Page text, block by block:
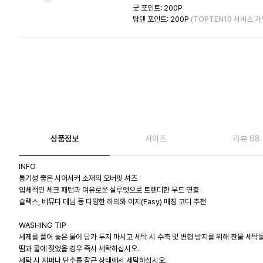
굿 포인트: 200P
탑텐 포인트: 200P (TOPTEN10 서비스 가
상품정보 사이즈 리뷰 68
INFO
통기성 좋은 시어서커 소재의 오버핏 셔츠
입체적인 체크 패턴과 여유로운 실루엣으로 트렌디한 무드 연출
슬랙스, 버뮤다 데님 등 다양한 하의와 이지(Easy) 매칭 코디 추천
WASHING TIP
세제를 풀어 놓은 물에 담가 두지 마시고 세탁 시 수축 및 변형 방지를 위해 찬물 세탁
땀과 물에 젖었을 경우 즉시 세탁하십시오.
세탁 시 지퍼나 단추를 잠근 상태에서 세탁하십시오.